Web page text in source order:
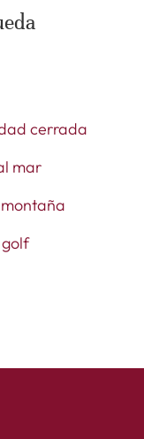
cerrada
mar